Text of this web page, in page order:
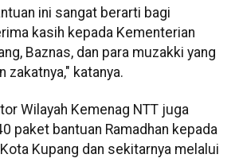
ini sangat berarti bagi
kasih kepada Kementerian
Baznas, dan para muzakki yang
zakatnya," katanya.
Wilayah Kemenag NTT juga
paket bantuan Ramadhan kepada
Kupang dan sekitarnya melalui